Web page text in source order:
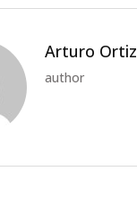
Arturo Ortiz
author